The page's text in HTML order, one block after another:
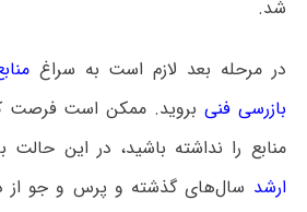
شد.
در مرحله بعد لازم است به سراغ
بازرسی فنی بروید. ممکن است فرصت
منابع را نداشته باشید، در این حالت
ارشد سال‌های گذشته و پرس و جو از